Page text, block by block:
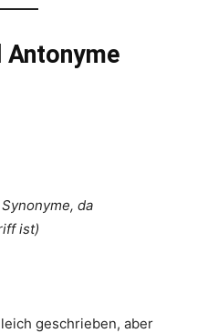
Antonyme
da
ist)
geschrieben, aber